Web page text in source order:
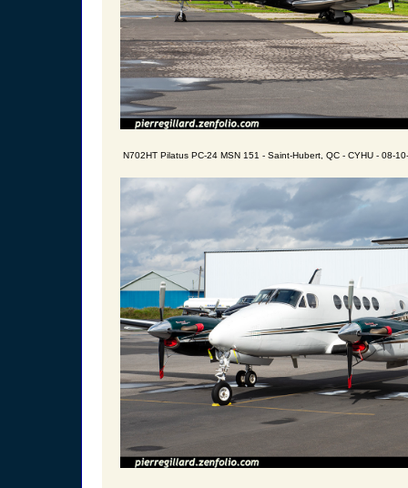
N702HT Pilatus PC-24 MSN 151 - Saint-Hubert, QC - CYHU - 08-